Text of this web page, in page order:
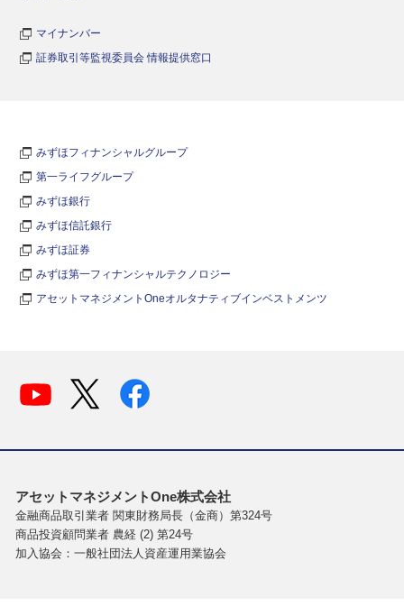
マイナンバー
証券取引等監視委員会 情報提供窓口
みずほフィナンシャルグループ
第一ライフグループ
みずほ銀行
みずほ信託銀行
みずほ証券
みずほ第一フィナンシャルテクノロジー
アセットマネジメントOneオルタナティブインベストメンツ
アセットマネジメントOne株式会社
金融商品取引業者 関東財務局長（金商）第324号
商品投資顧問業者 農経 (2) 第24号
加入協会：一般社団法人資産運用業協会